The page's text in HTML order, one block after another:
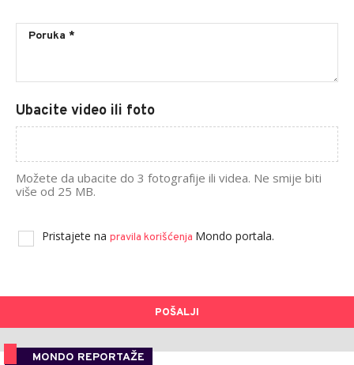
Ubacite video ili foto
Možete da ubacite do 3 fotografije ili videa. Ne smije biti
više od 25 MB.
Pristajete na pravila korišćenja Mondo portala.
POŠALJI
MONDO REPORTAŽE